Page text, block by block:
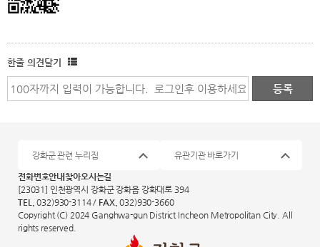
한줄 의견달기
전화번호안내 찾아오시는길
[23031] 인천광역시 강화군 강화읍 강화대로 394
TEL.
032)930-3114 / FAX. 032)930-3660
Copyright (C) 2024 Ganghwa-gun District Incheon Metropolitan City. All
rights reserved.
강화군 관련 누리집 유관기관 바로가기